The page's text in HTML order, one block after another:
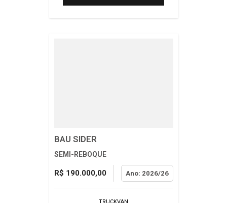
BAU SIDER
SEMI-REBOQUE
R$ 190.000,00 Ano: 2026/26
TRUCKVAN